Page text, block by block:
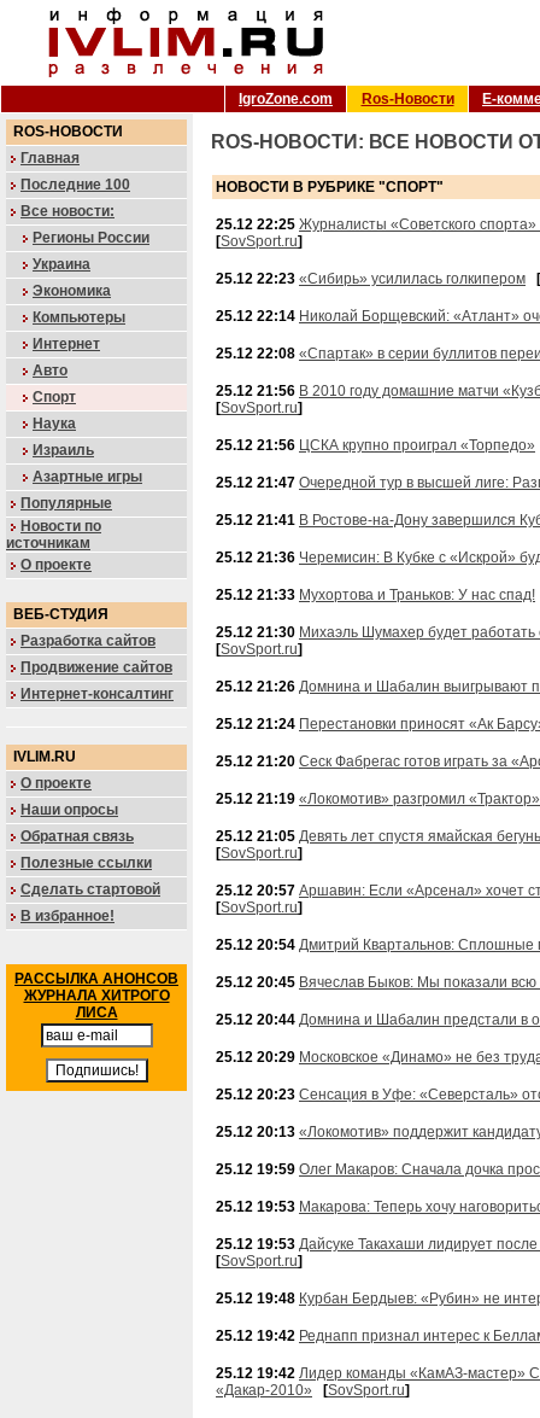
IgroZone.com Ros-Новости
Е-
ROS-НОВОСТИ
Главная
Последние 100
Все новости:
Регионы России
Украина
Экономика
Компьютеры
Интернет
Авто
Спорт
Наука
Израиль
Азартные игры
Популярные
Новости по
источникам
О проекте
ВЕБ-СТУДИЯ
Разработка сайтов
Продвижение сайтов
Интернет-консалтинг
IVLIM.RU
О проекте
Наши опросы
Обратная связь
Полезные ссылки
Сделать стартовой
В избранное!
РАССЫЛКА АНОНСОВ
ЖУРНАЛА ХИТРОГО
ЛИСА
ROS-НОВОСТИ: ВСЕ НОВОСТИ
НОВОСТИ В РУБРИКЕ "СПОРТ"
25.12 22:25 Журналисты «Советского
[SovSport.ru]
25.12 22:23 «Сибирь» усилилась голкипером [
25.12 22:14 Николай Борщевский: «Атлант»
25.12 22:08 «Спартак» в серии буллитов
25.12 21:56 В 2010 году домашние матчи
[SovSport.ru]
25.12 21:56 ЦСКА крупно проиграл «Торпедо»
25.12 21:47 Очередной тур в высшей лиге:
25.12 21:41 В Ростове-на-Дону завершился
25.12 21:36 Черемисин: В Кубке с «Искрой»
25.12 21:33 Мухортова и Траньков: У нас спад!
25.12 21:30 Михаэль Шумахер будет
[SovSport.ru]
25.12 21:26 Домнина и Шабалин выигрывают
25.12 21:24 Перестановки приносят «Ак
25.12 21:20 Сеск Фабрегас готов играть за
25.12 21:19 «Локомотив» разгромил «Трактор»
25.12 21:05 Девять лет спустя ямайская
[SovSport.ru]
25.12 20:57 Аршавин: Если «Арсенал» хочет
[SovSport.ru]
25.12 20:54 Дмитрий Квартальнов: Сплошные
25.12 20:45 Вячеслав Быков: Мы показали всю
25.12 20:44 Домнина и Шабалин предстали в
25.12 20:29 Московское «Динамо» не без
25.12 20:23 Сенсация в Уфе: «Северсталь»
25.12 20:13 «Локомотив» поддержит
25.12 19:59 Олег Макаров: Сначала дочка
25.12 19:53 Макарова: Теперь хочу
25.12 19:53 Дайсуке Такахаши лидирует
[SovSport.ru]
25.12 19:48 Курбан Бердыев: «Рубин» не
25.12 19:42 Реднапп признал интерес к
25.12 19:42 Лидер команды «КамАЗ-мастер»
«Дакар-2010»
[SovSport.ru]